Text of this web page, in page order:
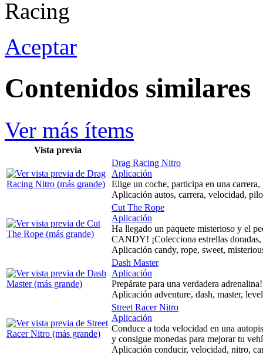
Aceptar
Contenidos similares
Ver más ítems
Vista previa
Drag Racing Nitro
Aplicación
Elige un coche, participa en una
Aplicación autos, carrera, velocidad,
Cut The Rope
Aplicación
Ha llegado un paquete misterioso y el
CANDY! ¡Colecciona estrellas
Aplicación candy, rope, sweet,
Dash Master
Aplicación
Prepárate para una verdadera
Aplicación adventure, dash, master,
Street Racer Nitro
Aplicación
Conduce a toda velocidad en una
y consigue monedas para mejorar tu
Aplicación conducir, velocidad, nitro,